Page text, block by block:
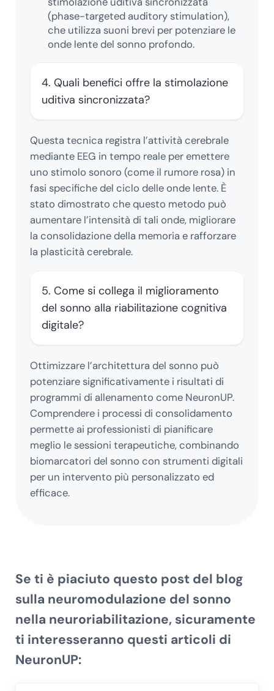
(phase-targeted auditory stimulation),
che utilizza suoni brevi per potenziare le
onde lente del sonno profondo.
4. Quali benefici offre la stimolazione
uditiva sincronizzata?
Questa tecnica registra l’attività cerebrale
mediante EEG in tempo reale per emettere
uno stimolo sonoro (come il rumore rosa) in
fasi specifiche del ciclo delle onde lente. È
stato dimostrato che questo metodo può
aumentare l’intensità di tali onde, migliorare
la consolidazione della memoria e rafforzare
la plasticità cerebrale.
5. Come si collega il miglioramento
del sonno alla riabilitazione cognitiva
digitale?
Ottimizzare l’architettura del sonno può
potenziare significativamente i risultati di
programmi di allenamento come NeuronUP.
Comprendere i processi di consolidamento
permette ai professionisti di pianificare
meglio le sessioni terapeutiche, combinando
biomarcatori del sonno con strumenti digitali
per un intervento più personalizzato ed
efficace.
Se ti è piaciuto questo post del blog
sulla neuromodulazione del sonno
nella neuroriabilitazione, sicuramente
ti interesseranno questi articoli di
NeuronUP: